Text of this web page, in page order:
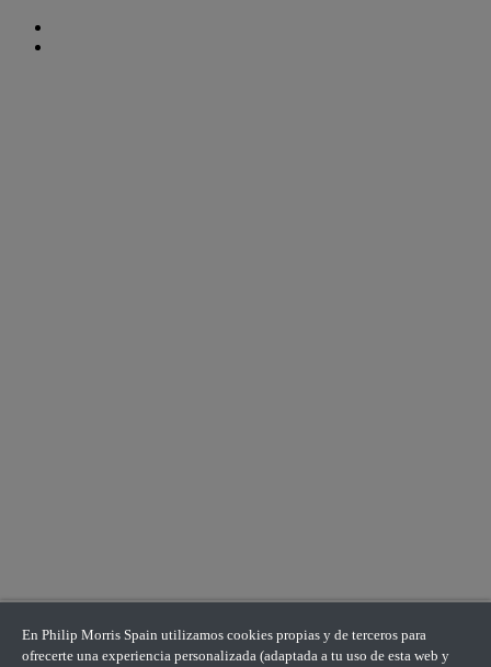
En Philip Morris Spain utilizamos cookies propias y de terceros para
ofrecerte una experiencia personalizada (adaptada a tu uso de esta web y